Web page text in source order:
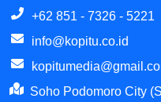
+62 851 - 7326 - 5221
info@kopitu.co.id
Soho Podomoro City